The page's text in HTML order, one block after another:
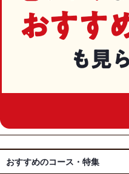
おすすめのコース・特集